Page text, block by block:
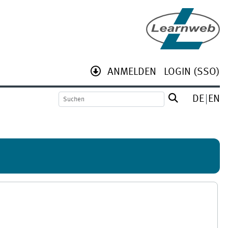
ANMELDEN LOGIN (SSO)
DE EN